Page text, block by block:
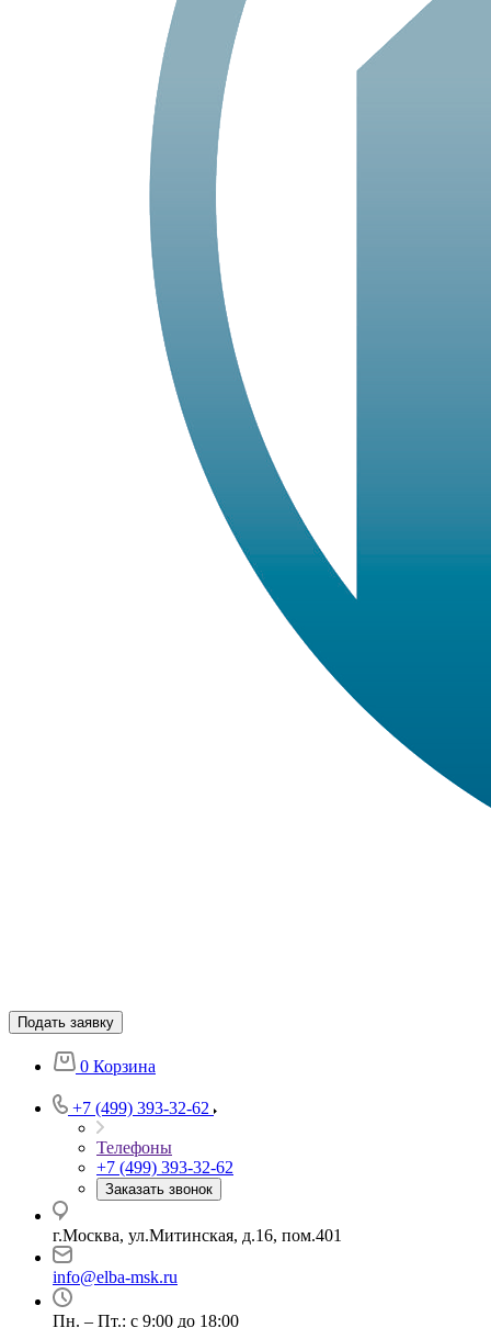
Подать заявку
0 Корзина
+7 (499) 393-32-62
Телефоны
+7 (499) 393-32-62
Заказать звонок
г.Москва, ул.Митинская, д.16, пом.401
info@elba-msk.ru
Пн. – Пт.: с 9:00 до 18:00